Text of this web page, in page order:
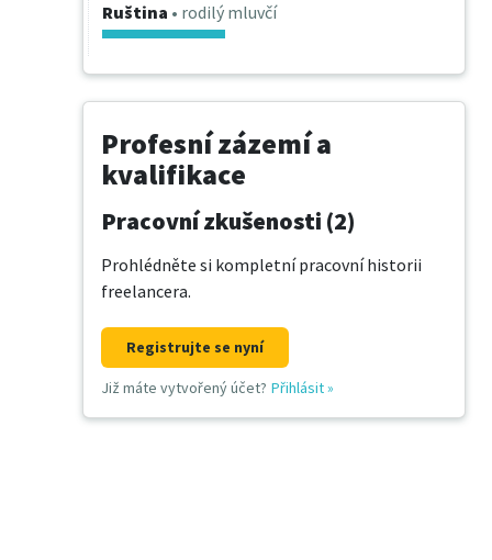
Ruština • rodilý mluvčí
Profesní zázemí a
kvalifikace
Pracovní zkušenosti (2)
Prohlédněte si kompletní pracovní historii
freelancera.
Registrujte se nyní
Již máte vytvořený účet? Přihlásit»